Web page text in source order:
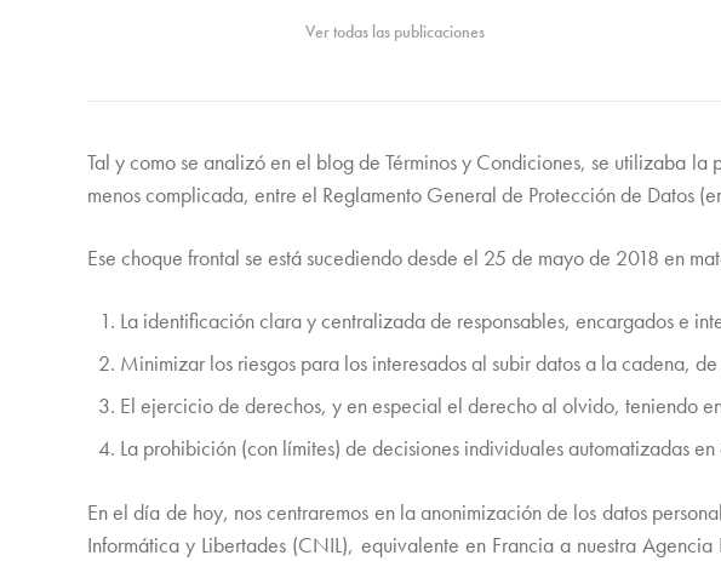
Ver todas las publicaciones
Tal y como se analizó en el blog de Términos y Condiciones, se utilizaba la
menos complicada, entre el Reglamento General de Protección de Datos
Ese choque frontal se está sucediendo desde el 25 de mayo de 2018 en
La identificación clara y centralizada de responsables, encargados e
Minimizar los riesgos para los interesados al subir datos a la cadena,
El ejercicio de derechos, y en especial el derecho al olvido, teniendo
La prohibición (con límites) de decisiones individuales automatizadas
En el día de hoy, nos centraremos en la anonimización de los datos
Informática y Libertades (CNIL), equivalente en Francia a nuestra